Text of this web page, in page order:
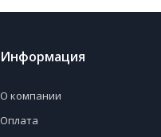
Информация
О компании
Оплата